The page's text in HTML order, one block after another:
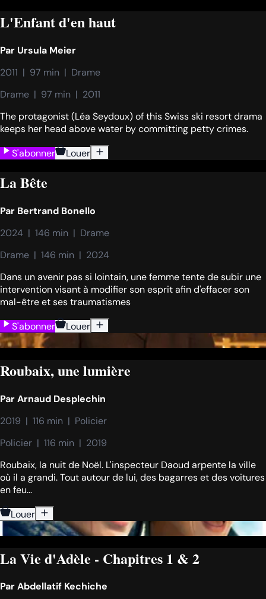
L'Enfant d'en haut
Par Ursula Meier
2011  |  97 min  |  Drame
Drame  |  97 min  |  2011
The protagonist (Léa Seydoux) of this Swiss ski resort drama
keeps her head above water by committing petty crimes.
S'abonner
Louer
La Bête
Par Bertrand Bonello
2024  |  146 min  |  Drame
Drame  |  146 min  |  2024
Dans un avenir pas si lointain, une femme tente de subir une
intervention visant à modifier son esprit afin d'effacer son
mal-être et ses traumatismes
S'abonner
Louer
Roubaix, une lumière
ParArnaud Desplechin
2019  |  116 min  |  Policier
Policier  |  116 min  |  2019
Roubaix, la nuit de Noël. L'inspecteur Daoud arpente la ville
où il a grandi. Tout autour de lui, des bagarres et des voitures
en feu...
Louer
La Vie d'Adèle - Chapitres 1 & 2
ParAbdellatif Kechiche